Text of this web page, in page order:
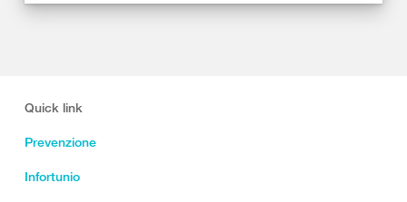
Quick link
Prevenzione
Infortunio